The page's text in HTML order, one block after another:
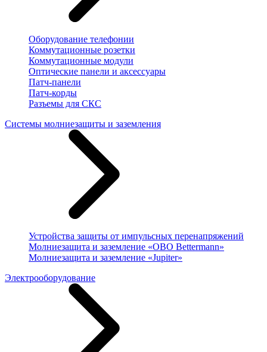
Оборудование телефонии
Коммутационные розетки
Коммутационные модули
Оптические панели и аксессуары
Патч-панели
Патч-корды
Разъемы для СКС
Системы молниезащиты и заземления
Устройства защиты от импульсных перенапряжений
Молниезащита и заземление «OBO Bettermann»
Молниезащита и заземление «Jupiter»
Электрооборудование